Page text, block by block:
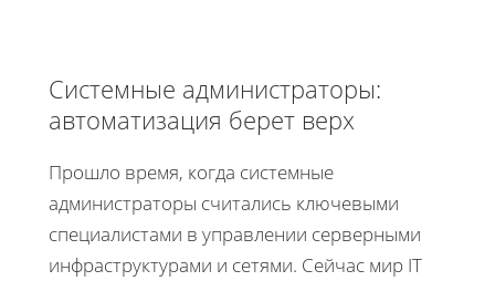
Системные администраторы:
автоматизация берет верх
Прошло время, когда системные
администраторы считались ключевыми
специалистами в управлении серверными
инфраструктурами и сетями. Сейчас мир IT